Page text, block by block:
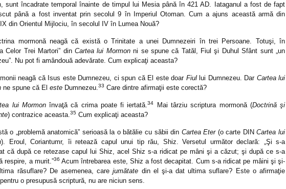
sunt încadrate temporal înainte de timpul lui Mesia până în 421 AD. Iataganul a fost de fapt
până a fost inventat prin secolul 9 în Imperiul Otoman. Cum a ajuns această armă din
din Orientul Mijlociu, în secolul IV în Lumea Nouă?
mormonă neagă că există o Trinitate a unei Dumnezeiri în trei Persoane. Totuşi, în
Celor Trei Martori” din Cartea lui Mormonni se spune că Tatăl, Fiul şi Duhul Sfânt sunt „un
Nu pot fi amândouă adevărate. Cum explicaţi aceasta?
neagă că Isus este Dumnezeu, ci spun că El este doar Fiullui Dumnezeu. Dar Cartea lui
ne spune că El este Dumnezeu.33 Care dintre afirmaţii este corectă?
lui Mormonînvaţă că crima poate fi iertată.34 Mai târziu scriptura mormonă (Doctrină şi
) contrazice aceasta.35 Cum explicaţi aceasta?
o „problemă anatomică” serioasă la o bătălie cu săbii din Cartea Eter(o carte DINCartea lui
). Eroul, Coriantumr, îi retează capul unui tip rău, Shiz. Versetul următor declară: „Şi s-a
că după ce retezase capul lui Shiz, acel Shiz s-a ridicat pe mâni şi a căzut; şi după ce s-a
respire, a murit.”36 Acum întrebarea este, Shiz a fost decapitat. Cum s-a ridicat pe mâini şi şi-
răsuflare? De asemenea, carejumătate din el şi-a dat ultima suflare? Este o afirmaţie
pentru o presupusă scriptură, nu are niciun sens.